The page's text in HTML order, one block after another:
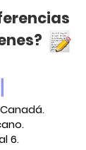
Canadá.
6.